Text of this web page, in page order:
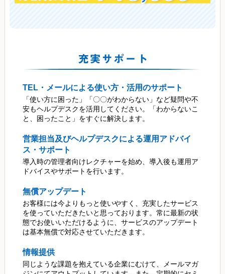
TEL・メールによる使い方・活用のサポート
「使い方に困った」「〇〇がわからない」など疑問や不
安もヘルプデスクを活用してください。「わからないこ
と、困ったこと」をすぐに解決します。
営業担当及びヘルプデスクによる運用アドバイ
ス・サポート
導入時の管理者向けレクチャーを始め、導入後も運用ア
ドバイスやサポートを行います。
無償アップデート
お客様には今よりもっと使いやすく、充実したサービス
を使っていただきたいと思っております。常に最新の状
態でお使いいただけるように、サービスのアップデート
は基本無償で対応させていただきます。
情報提供
同じような課題を抱えている企業にむけて、メールマガ